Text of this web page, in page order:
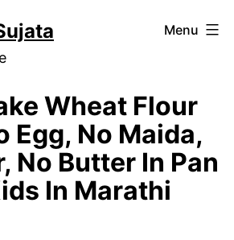
Menu
Wheat Flour
Egg, No Maida,
No Butter In Pan
In Marathi